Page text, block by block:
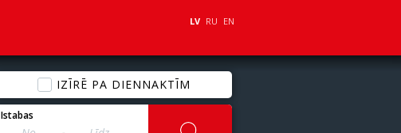
LV RU EN
IZĪRĒ PA DIENNAKTĪM
Istabas